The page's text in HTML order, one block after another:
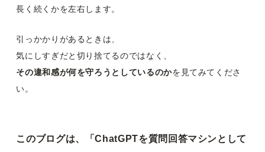
長く続くかを左右します。
引っかかりがあるときは、
気にしすぎだと切り捨てるのではなく、
その違和感が何を守ろうとしているのかを見てみてくださ
い。
このブログは、「ChatGPTを質問回答マシンとして